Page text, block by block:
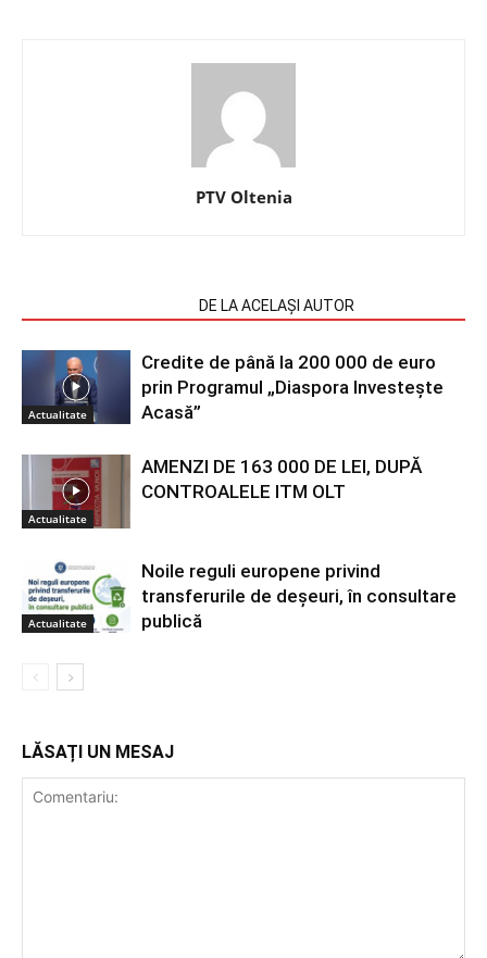
PTV Oltenia
DE LA ACELAȘI AUTOR
Actualitate
Credite de până la 200 000 de euro
prin Programul „Diaspora Investește
Acasă”
Actualitate
AMENZI DE 163 000 DE LEI, DUPĂ
CONTROALELE ITM OLT
Actualitate
Noile reguli europene privind
transferurile de deșeuri, în consultare
publică
LĂSAȚI UN MESAJ